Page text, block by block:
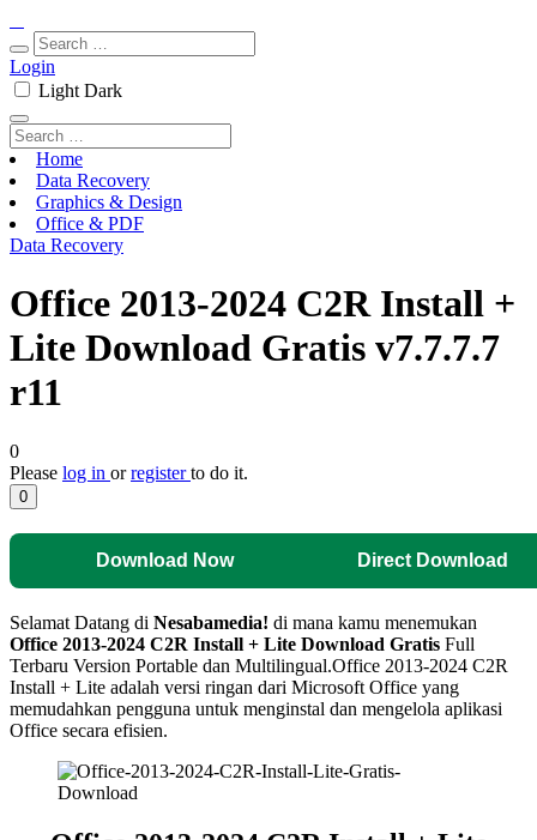
Login
Light Dark
Home
Data Recovery
Graphics & Design
Office & PDF
Data Recovery
Office 2013-2024 C2R Install +
Lite Download Gratis v7.7.7.7
r11
0
Please log in orregisterto do it.
0
Download Now Direct Download
Selamat Datang di Nesabamedia! di mana kamu menemukan
Office 2013-2024 C2R Install + Lite Download Gratis Full
Terbaru Version Portable dan Multilingual.Office 2013-2024 C2R
Install + Lite adalah versi ringan dari Microsoft Office yang
memudahkan pengguna untuk menginstal dan mengelola aplikasi
Office secara efisien.